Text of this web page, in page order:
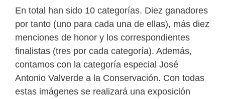
En total han sido 10 categorías. Diez ganadores
por tanto (uno para cada una de ellas), más diez
menciones de honor y los correspondientes
finalistas (tres por cada categoría). Además,
contamos con la categoría especial José
Antonio Valverde a la Conservación. Con todas
estas imágenes se realizará una exposición